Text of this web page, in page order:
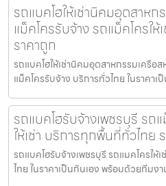
รถแบคโฮให้เช่านิคมอุตสาห
แม็คโครรับจ้าง รถแม็คโครใ
ราคาถูก
รถแบคโฮให้เช่านิคมอุตสาหกรรมเครือ
แม็คโครรับจ้าง บริการทั่วไทย ในราคา
รถแบคโฮรับจ้างเพชรบุรี รถ
ให้เช่า บริการทุกพื้นที่ทั่วไทย
รถแบคโฮรับจ้างเพชรบุรี รถแมคโครให้
ไทย ในราคาเป็นกันเอง พร้อมด้วยทีม